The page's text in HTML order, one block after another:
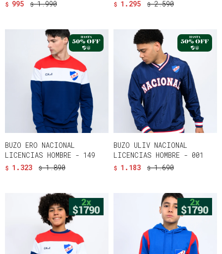
$ 995 $ 1.990 $ 1.295 $ 2.590
BUZO ERO NACIONAL
LICENCIAS HOMBRE - 149
$ 1.323 $ 1.890
BUZO ULIV NACIONAL
LICENCIAS HOMBRE - 001
$ 1.183 $ 1.690